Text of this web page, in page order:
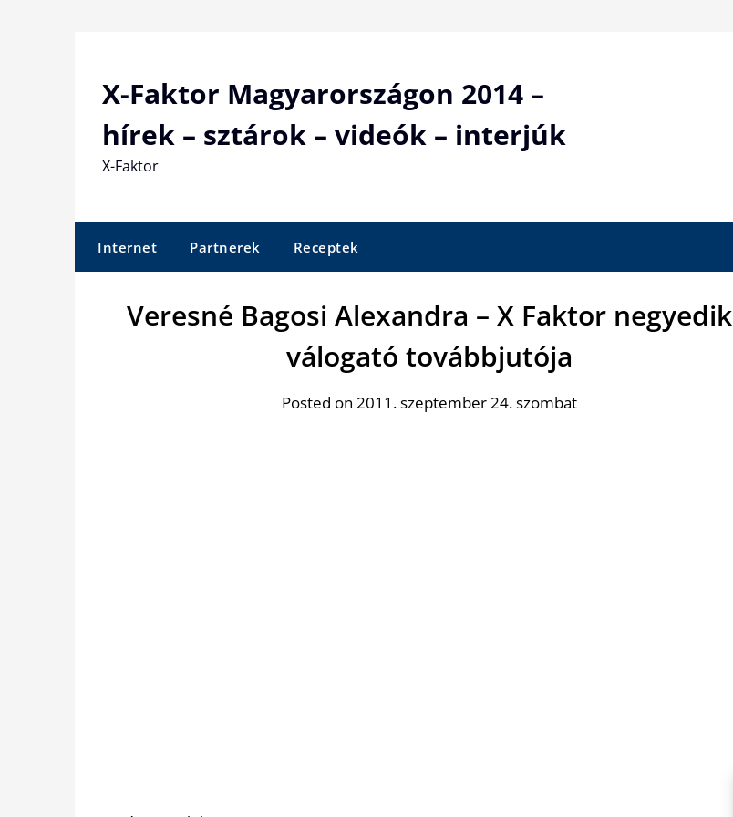
X-Faktor Magyarországon 2014 –
hírek – sztárok – videók – interjúk
X-Faktor
Internet Partnerek Receptek
Veresné Bagosi Alexandra – X Faktor negyedik
válogató továbbjutója
Posted on 2011. szeptember 24. szombat